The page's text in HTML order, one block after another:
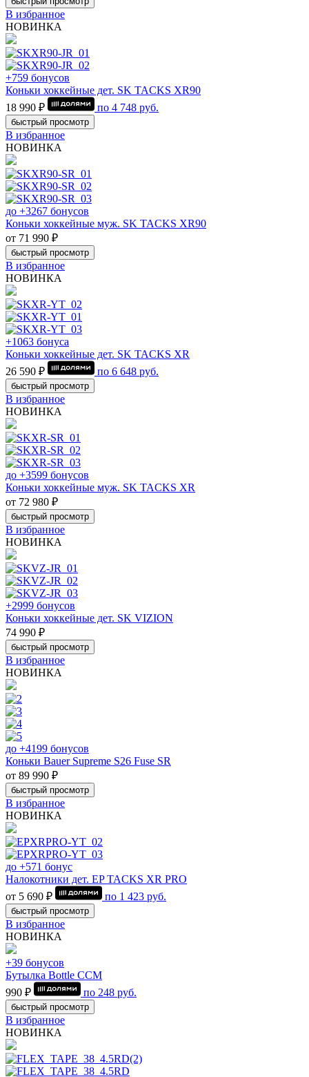
В избранное
НОВИНКА
+759 бонусов
Коньки хоккейные дет. SK TACKS XR90
18 990 ₽
по 4 748 руб.
быстрый просмотр
В избранное
НОВИНКА
до +3267 бонусов
Коньки хоккейные муж. SK TACKS XR90
от 71 990 ₽
быстрый просмотр
В избранное
НОВИНКА
+1063 бонуса
Коньки хоккейные дет. SK TACKS XR
26 590 ₽
по 6 648 руб.
быстрый просмотр
В избранное
НОВИНКА
до +3599 бонусов
Коньки хоккейные муж. SK TACKS XR
от 72 980 ₽
быстрый просмотр
В избранное
НОВИНКА
+2999 бонусов
Коньки хоккейные дет. SK VIZION
74 990 ₽
быстрый просмотр
В избранное
НОВИНКА
до +4199 бонусов
Коньки Bauer Supreme S26 Fuse SR
от 89 990 ₽
быстрый просмотр
В избранное
НОВИНКА
до +571 бонус
Налокотники дет. EP TACKS XR PRO
от 5 690 ₽
по 1 423 руб.
быстрый просмотр
В избранное
НОВИНКА
+39 бонусов
Бутылка Bottle CCM
990 ₽
по 248 руб.
быстрый просмотр
В избранное
НОВИНКА